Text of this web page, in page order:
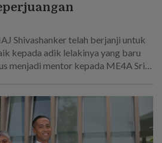
Shivashanker telah berjanji untuk
kepada adik lelakinya yang baru
menjadi mentor kepada ME4A Sri